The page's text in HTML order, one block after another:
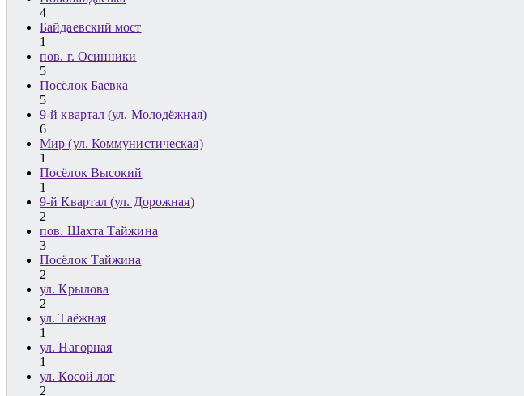
4
Байдаевский мост
1
пов. г. Осинники
5
Посёлок Баевка
5
9-й квартал (ул. Молодёжная)
6
Мир (ул. Коммунистическая)
1
Посёлок Высокий
1
9-й Квартал (ул. Дорожная)
2
пов. Шахта Тайжина
3
Посёлок Тайжина
2
ул. Крылова
2
ул. Таёжная
1
ул. Нагорная
1
ул. Косой лог
2